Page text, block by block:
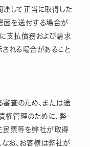
して正当に取得した
面を送付する場合が
支払債務および請求
れる場合があること
査のため、または途
権管理のために、弊
民票等を弊社が取得
なお、お客様は弊社が